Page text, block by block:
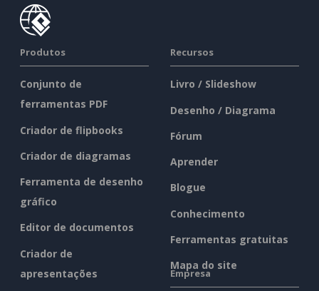
Produtos
Conjunto de
ferramentas PDF
Criador de flipbooks
Criador de diagramas
Ferramenta de desenho
gráfico
Editor de documentos
Criador de
apresentações
Recursos
Livro / Slideshow
Desenho / Diagrama
Fórum
Aprender
Blogue
Conhecimento
Ferramentas gratuitas
Mapa do site
Empresa